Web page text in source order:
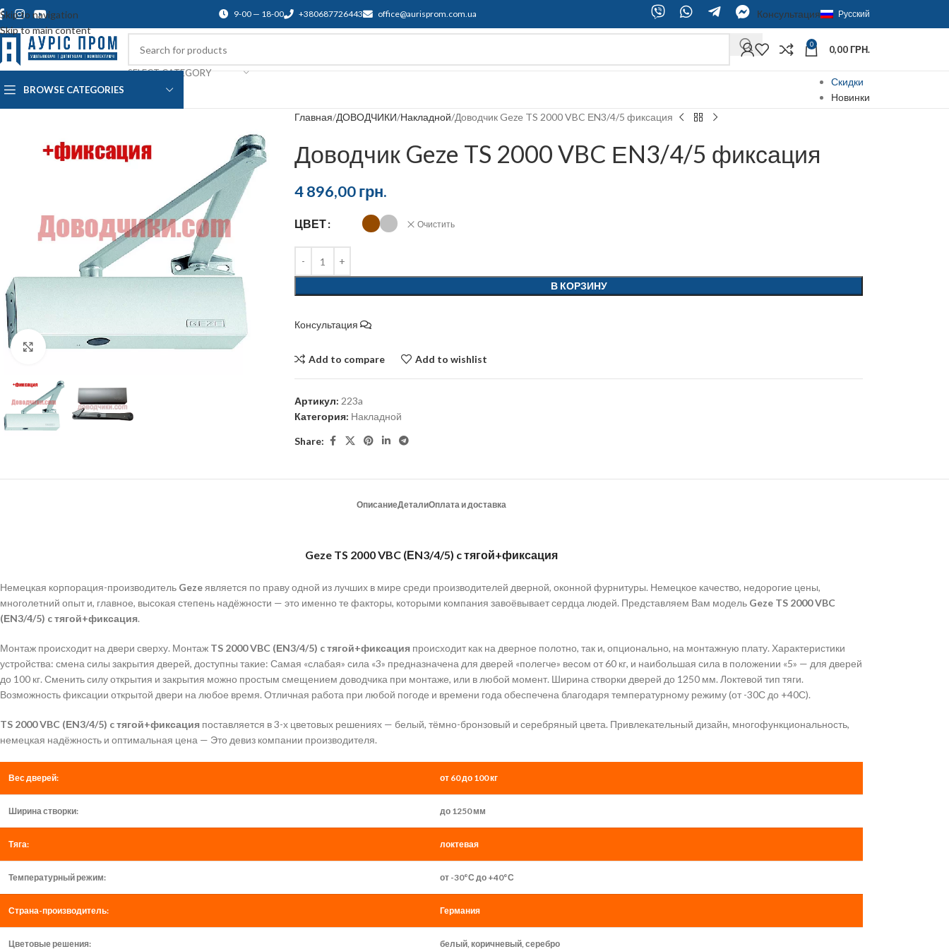
Skip to navigation
Skip to main content
9-00 — 18-00 +380687726443 office@aurisprom.com.ua Консультация Русский
SELECT CATEGORY
0 0,00ГРН.
BROWSE CATEGORIES
Скидки
Новинки
Click to enlarge
Главная ДОВОДЧИКИ Накладной Доводчик Geze TS 2000 VBC ЕN3/4/5 фиксация
Доводчик Geze TS 2000 VBC ЕN3/4/5 фиксация
4 896,00грн.
ЦВЕТ Очистить
В КОРЗИНУ
Консультация
Add to compare Add to wishlist
Артикул: 223a
Категория: Накладной
Share:
ОписаниеДеталиОплата и доставка
Geze TS 2000 VBC (ЕN3/4/5) c тягой+фиксация
Немецкая корпорация-производитель Geze является по праву одной из лучших в мире среди производителей дверной, оконной фурнитуры. Немецкое качество, недорогие цены,
многолетний опыт и, главное, высокая степень надёжности — это именно те факторы, которыми компания завоёвывает сердца людей. Представляем Вам модель Geze TS 2000 VBC
(ЕN3/4/5) c тягой+фиксация.
Монтаж происходит на двери сверху. Монтаж TS 2000 VBC (ЕN3/4/5) c тягой+фиксация происходит как на дверное полотно, так и, опционально, на монтажную плату. Характеристики
устройства: смена силы закрытия дверей, доступны такие: Самая «слабая» сила «3» предназначена для дверей «полегче» весом от 60 кг, и наибольшая сила в положении «5» — для дверей
до 100 кг. Сменить силу открытия и закрытия можно простым смещением доводчика при монтаже, или в любой момент. Ширина створки дверей до 1250 мм. Локтевой тип тяги.
Возможность фиксации открытой двери на любое время. Отличная работа при любой погоде и времени года обеспечена благодаря температурному режиму (от -30С до +40С).
TS 2000 VBC (ЕN3/4/5) c тягой+фиксация поставляется в 3-х цветовых решениях — белый, тёмно-бронзовый и серебряный цвета. Привлекательный дизайн, многофункциональность,
немецкая надёжность и оптимальная цена — Это девиз компании производителя.
Вес дверей: от 60 до 100 кг
Ширина створки: до 1250 мм
Тяга: локтевая
Температурный режим: от -30°С до +40°С
Страна-производитель: Германия
Цветовые решения: белый, коричневый, серебро